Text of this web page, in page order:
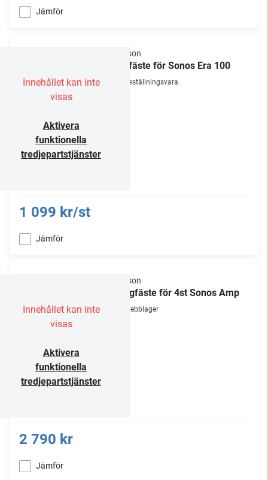
Jämför
Innehållet kan inte
visas
Aktivera
funktionella
tredjepartstjänster
Flexson
Takfäste för Sonos Era 100
Beställningsvara
1 099 kr/st
Jämför
Innehållet kan inte
visas
Aktivera
funktionella
tredjepartstjänster
Flexson
Väggfäste för 4st Sonos Amp
Webblager
2 790 kr
Jämför